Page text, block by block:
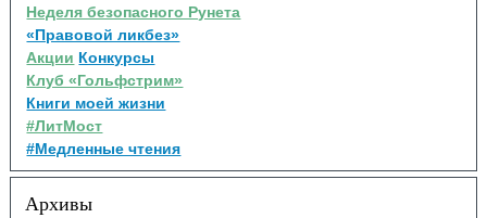
Неделя безопасного Рунета
«Правовой ликбез»
Акции Конкурсы
Клуб «Гольфстрим»
Книги моей жизни
#ЛитМост
#Медленные чтения
Архивы